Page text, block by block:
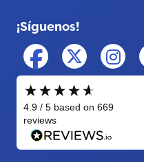
Policía
¡Síguenos!